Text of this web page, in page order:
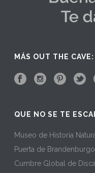
MÁS OUT THE CAVE:
QUE NO SE TE
Museo de Historia
Puerta de
Cumbre Global de